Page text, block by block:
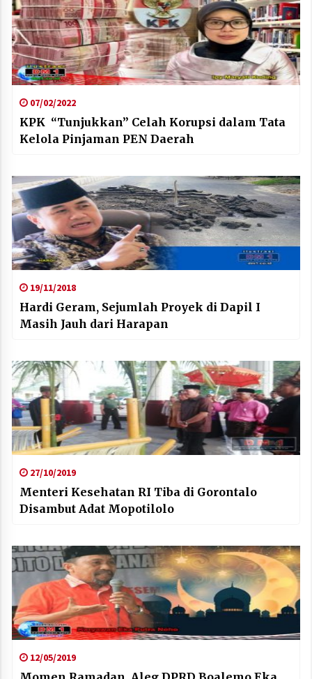
07/02/2022
KPK “Tunjukkan” Celah Korupsi dalam Tata
Kelola Pinjaman PEN Daerah
19/11/2018
Hardi Geram, Sejumlah Proyek di Dapil I
Masih Jauh dari Harapan
27/10/2019
Menteri Kesehatan RI Tiba di Gorontalo
Disambut Adat Mopotilolo
12/05/2019